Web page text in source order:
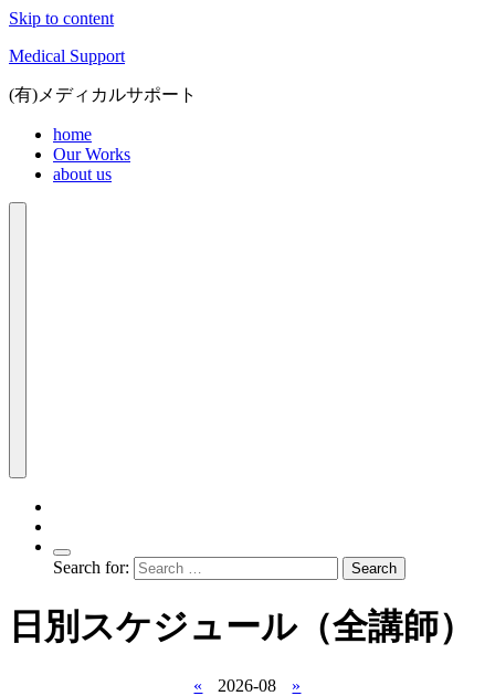
Skip to content
Medical Support
(有)メディカルサポート
home
Our Works
about us
Search for:
日別スケジュール（全講師）
« 2026-08
»